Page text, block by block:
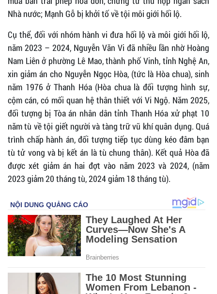
Nhà nước; Mạnh Gỗ bị khởi tố về tội môi giới hối lộ.
Cụ thể, đối với nhóm hành vi đưa hối lộ và môi giới hối lộ,
năm 2023 – 2024, Nguyễn Văn Vi đã nhiều lần nhờ Hoàng
Nam Liên ở phường Lê Mao, thành phố Vinh, tỉnh Nghệ An,
xin giảm án cho Nguyễn Ngọc Hòa, (tức là Hòa chua), sinh
năm 1976 ở Thanh Hóa (Hòa chua là đối tượng hình sự,
cộm cán, có mối quan hệ thân thiết với Vi Ngộ. Năm 2025,
đối tượng bị Tòa án nhân dân tỉnh Thanh Hóa xử phạt 10
năm tù về tội giết người và tàng trữ vũ khí quân dụng. Quá
trình chấp hành án, đối tượng tiếp tục dùng kéo đâm bạn
tù tử vong và bị kết án là tù chung thân). Kết quả Hòa đã
được xét giảm án hai đợt vào năm 2023 và 2024, (năm
2023 giảm 20 tháng tù, 2024 giảm 18 tháng tù).